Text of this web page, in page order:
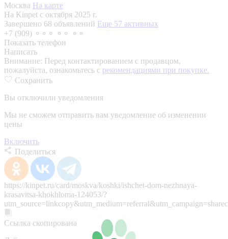
Москва На карте
На Kinpet c октября 2025 г.
Завершено 68 объявлений Еще 57 активных
+7 (909) ⚬⚬⚬ ⚬⚬ ⚬⚬
Показать телефон
Написать
Внимание: Перед контактированием с продавцом,
пожалуйста, ознакомьтесь с рекомендациями при покупке.
Сохранить
Вы отключили уведомления
Мы не сможем отправить вам уведомление об изменении
цены
Включить
Поделиться
https://kinpet.ru/card/moskva/koshki/ishchet-dom-nezhnaya-
krasavitsa-khokhloma-124053/?
Ссылка скопирована